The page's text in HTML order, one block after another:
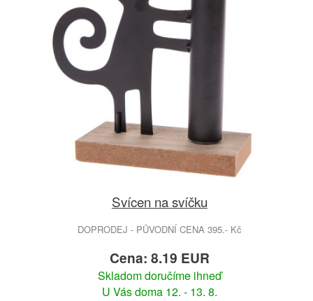
Svícen na svíčku
DOPRODEJ - PŮVODNÍ CENA 395.- Kč
Cena: 8.19 EUR
Skladom doručíme ihneď
U Vás doma 12. - 13. 8.